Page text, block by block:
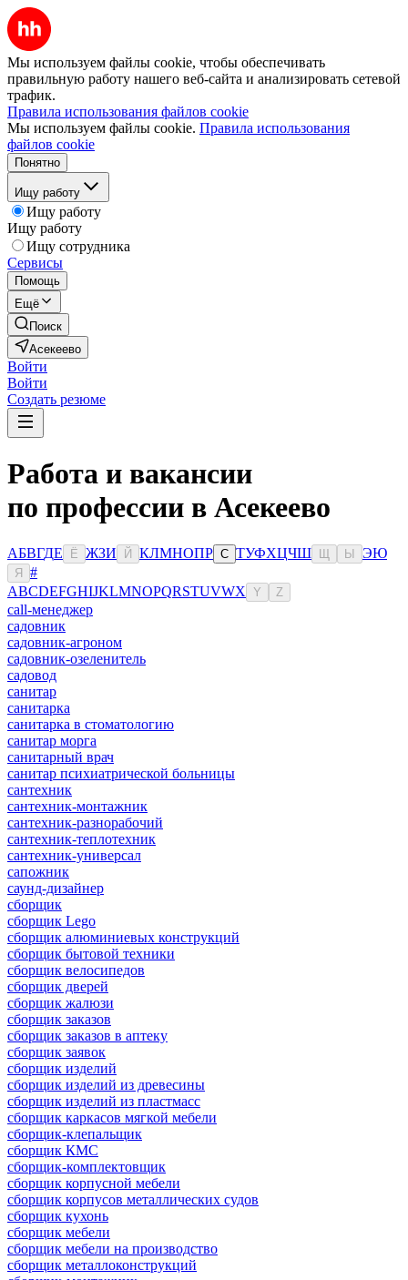
Мы используем файлы cookie, чтобы обеспечивать
правильную работу нашего веб-сайта и анализировать сетевой
трафик.
Правила использования файлов cookie
Мы используем файлы cookie. Правила использования
файлов cookie
Понятно
Ищу работу
Ищу работу
Ищу работу
Ищу сотрудника
Сервисы
Помощь
Ещё
Поиск
Асекеево
Войти
Войти
Создать резюме
Работа и вакансии
по профессии в Асекеево
АБВГДЕ Ё ЖЗИ Й КЛМНОПР С ТУФХЦЧШ Ы ЭЮ
Я
#
ABCDEFGHIJKLMNOPQRSTUVWX Y Z
сall-менеджер
садовник
садовник-агроном
садовник-озеленитель
садовод
санитар
санитарка
санитарка в стоматологию
санитар морга
санитарный врач
санитар психиатрической больницы
сантехник
сантехник-монтажник
сантехник-разнорабочий
сантехник-теплотехник
сантехник-универсал
сапожник
саунд-дизайнер
сборщик
сборщик Lego
сборщик алюминиевых конструкций
сборщик бытовой техники
сборщик велосипедов
сборщик дверей
сборщик жалюзи
сборщик заказов
сборщик заказов в аптеку
сборщик заявок
сборщик изделий
сборщик изделий из древесины
сборщик изделий из пластмасс
сборщик каркасов мягкой мебели
сборщик-клепальщик
сборщик КМС
сборщик-комплектовщик
сборщик корпусной мебели
сборщик корпусов металлических судов
сборщик кухонь
сборщик мебели
сборщик мебели на производство
сборщик металлоконструкций